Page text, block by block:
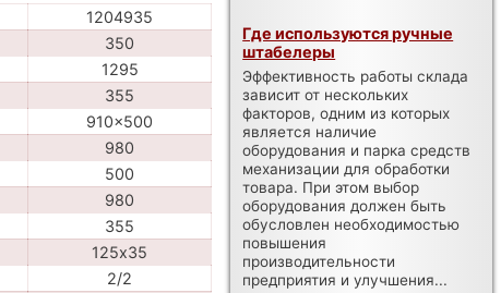
1204935
350
1295
355
910x500
980
500
980
355
125х35
2/2
Где используются ручные
штабелеры
Эффективность работы склада
зависит от нескольких
факторов, одним из которых
является наличие
оборудования и парка средств
механизации для обработки
товара. При этом выбор
оборудования должен быть
обусловлен необходимостью
повышения
производительности
предприятия и улучшения...